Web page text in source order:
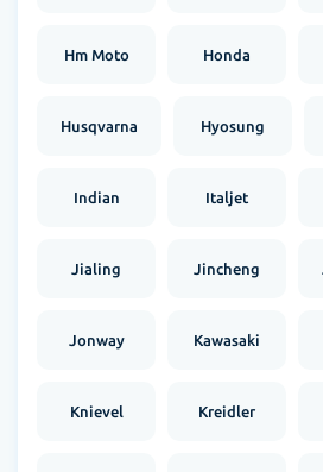
Hm Moto Honda
Husqvarna Hyosung
Indian Italjet
Jialing Jincheng
Jonway Kawasaki
Knievel Kreidler